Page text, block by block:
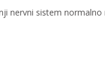
nervni sistem normalno